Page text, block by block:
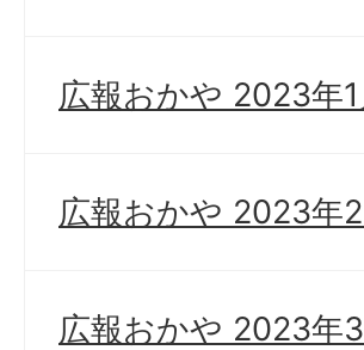
広報おかや 2023年
広報おかや 2023年
広報おかや 2023年